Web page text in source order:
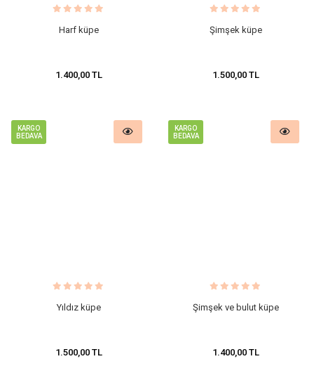
Harf küpe
1.400,00 TL
Şimşek küpe
1.500,00 TL
KARGO
BEDAVA
Yıldız küpe
1.500,00 TL
KARGO
BEDAVA
Şimşek ve bulut küpe
1.400,00 TL